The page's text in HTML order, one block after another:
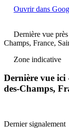
Ouvrir dans
Dernière vue
Champs, France,
Zone indicative
Dernière vue
des-Champs,
Dernier signalement